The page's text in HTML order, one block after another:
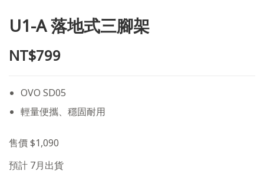
U1-A 落地式三腳架
NT$799
OVO SD05
輕量便攜、穩固耐用
售價 $1,090
預計 7月出貨